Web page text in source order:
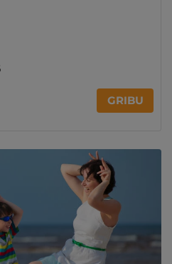
GRIBU